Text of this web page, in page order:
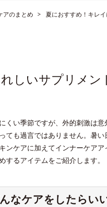
アのまとめ 夏におすすめ！キレ
しいサプリメン
くい季節ですが、外的刺激は
ても過言ではありません。暑
ンケアに加えてインナーケア
するアイテムをご紹介します。
なケアをしたらい